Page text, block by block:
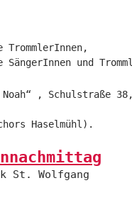
und
, Schulstraße 38,
Haselmühl).
St. Wolfgang